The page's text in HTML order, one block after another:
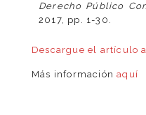
Derecho Público
2017, pp. 1-30.
Descargue el artículo
Más informaciónaquí